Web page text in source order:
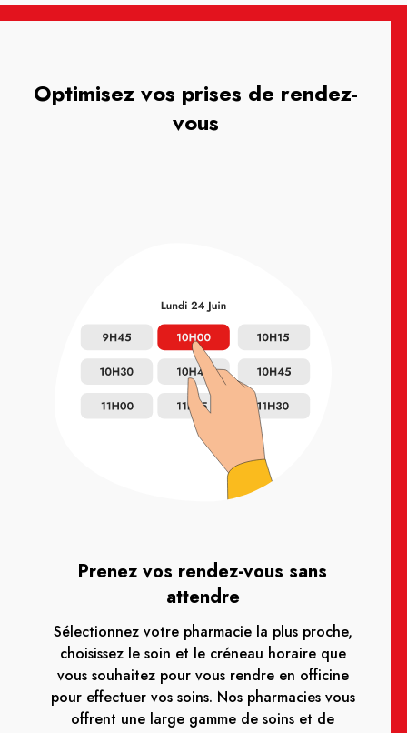
Optimisez vos prises de rendez-
vous
Prenez vos rendez-vous sans
attendre
Sélectionnez votre pharmacie la plus proche,
choisissez le soin et le créneau horaire que
vous souhaitez pour vous rendre en officine
pour effectuer vos soins. Nos pharmacies vous
offrent une large gamme de soins et de